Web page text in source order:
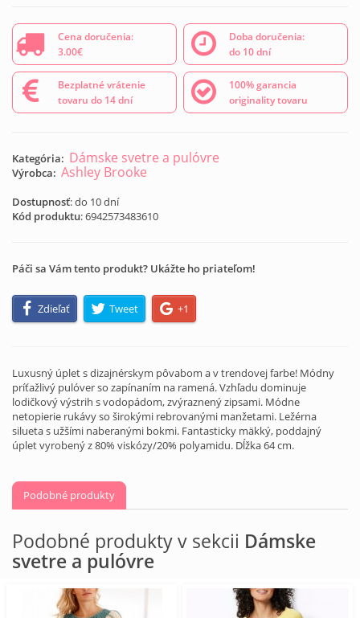
Cena doručenia:
3.00€
Doba doručenia:
do 10 dní
Bezplatné vrátenie
tovaru do 14 dní
100% garancia
originality tovaru
Kategória: Dámske svetre a pulóvre
Výrobca: Ashley Brooke
Dostupnosť: do 10 dní
Kód produktu:6942573483610
Páči sa Vám tento produkt? Ukážte ho priateľom!
Zdieľať Tweet +1
Luxusný úplet s dizajnérskym pôvabom a v trendovej farbe! Módny
príťažlivý pulóver so zapínaním na ramená. Vzhľadu dominuje
lodičkový výstrih s vodopádom, zvýraznený zipsami. Módne
netopierie rukávy so širokými rebrovanými manžetami. Ležérna
silueta s užšími naberanými bokmi. Fantasticky mäkký, poddajný
úplet vyrobený z 80% viskózy/20% polyamidu. Dĺžka 64 cm.
Podobné produkty
Podobné produkty v sekcii Dámske
svetre a pulóvre